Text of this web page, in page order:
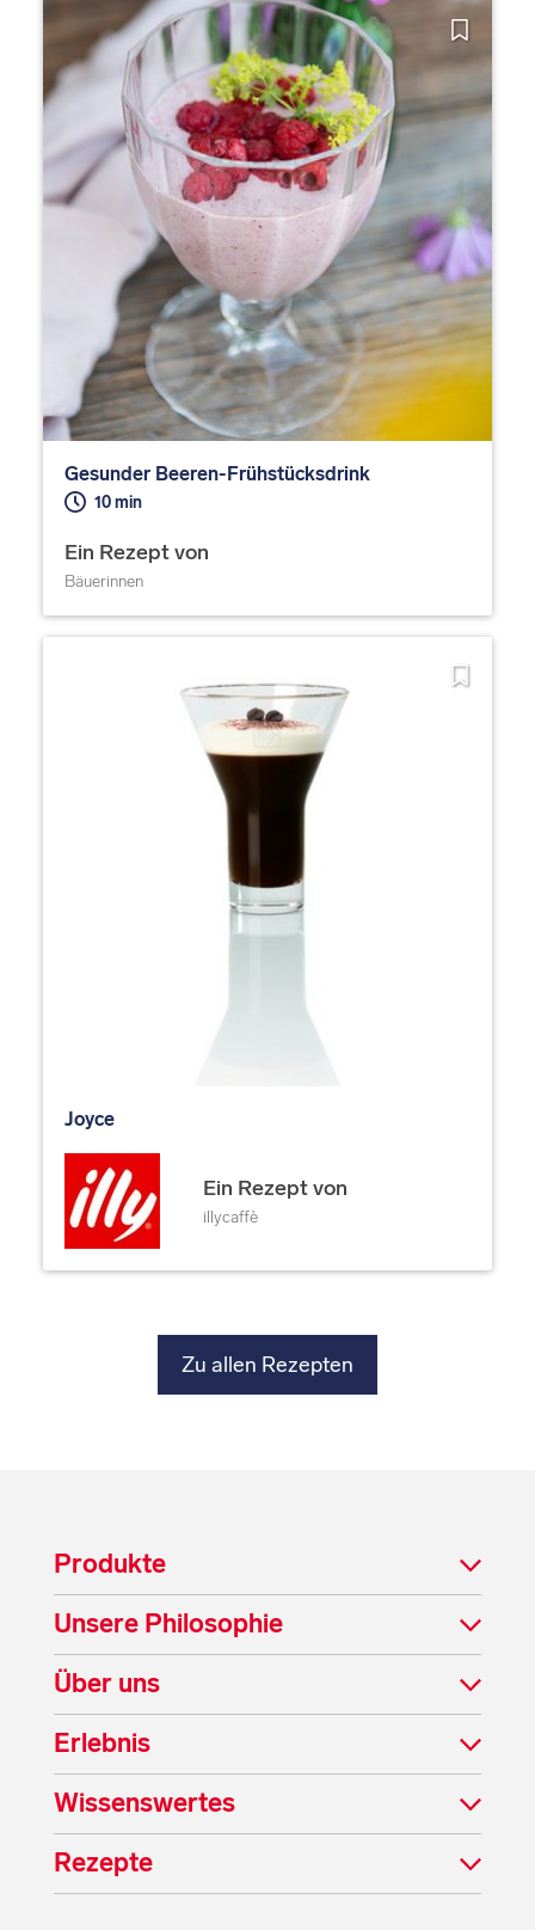
Gesunder Beeren-Frühstücksdrink
10 min
Ein Rezept von
Bäuerinnen
Joyce
Ein Rezept von
illycaffè
Zu allen Rezepten
Produkte
Unsere Philosophie
Über uns
Erlebnis
Wissenswertes
Rezepte